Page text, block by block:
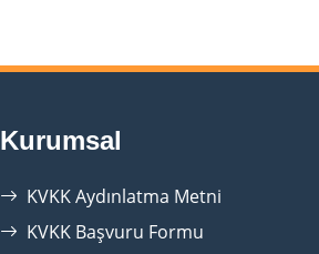
Kurumsal
KVKK Aydınlatma Metni
KVKK Başvuru Formu